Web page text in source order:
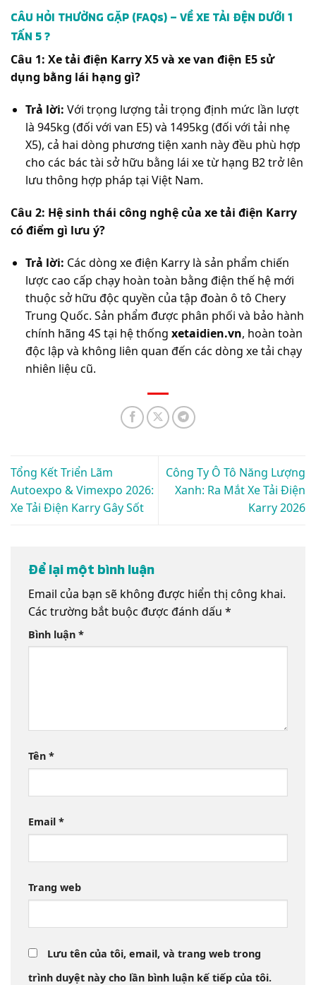
CÂU HỎI THƯỜNG GẶP (FAQs) – VỀ XE TẢI ĐỆN DƯỚI 1
TẤN 5 ?
Câu 1: Xe tải điện Karry X5 và xe van điện E5 sử
dụng bằng lái hạng gì?
Trả lời: Với trọng lượng tải trọng định mức lần lượt
là 945kg (đối với van E5) và 1495kg (đối với tải nhẹ
X5), cả hai dòng phương tiện xanh này đều phù hợp
cho các bác tài sở hữu bằng lái xe từ hạng B2 trở lên
lưu thông hợp pháp tại Việt Nam.
Câu 2: Hệ sinh thái công nghệ của xe tải điện Karry
có điểm gì lưu ý?
Trả lời: Các dòng xe điện Karry là sản phẩm chiến
lược cao cấp chạy hoàn toàn bằng điện thế hệ mới
thuộc sở hữu độc quyền của tập đoàn ô tô Chery
Trung Quốc. Sản phẩm được phân phối và bảo hành
chính hãng 4S tại hệ thống xetaidien.vn, hoàn toàn
độc lập và không liên quan đến các dòng xe tải chạy
nhiên liệu cũ.
Tổng Kết Triển Lãm
Autoexpo & Vimexpo 2026:
Xe Tải Điện Karry Gây Sốt
Công Ty Ô Tô Năng Lượng
Xanh: Ra Mắt Xe Tải Điện
Karry 2026
Để lại một bình luận
Email của bạn sẽ không được hiển thị công khai.
Các trường bắt buộc được đánh dấu *
Bình luận *
Tên *
Email *
Trang web
Lưu tên của tôi, email, và trang web trong
trình duyệt này cho lần bình luận kế tiếp của tôi.